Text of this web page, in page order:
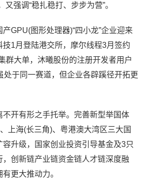
又强调“稳扎稳打、步步为营”。
GPU(图形处理器)“四小龙”企业迎来
技1月登陆港交所，摩尔线程3月签约
群大单，沐曦股份的注册开发者用户
于同一赛道，但企业各辟蹊径开拓更
不开有形之手托举。完善新型举国体
上海(长三角)、粤港澳大湾区三大国
容升级，国家创业投资引导基金及3只
，创新链产业链资金链人才链深度融
更大推动力。